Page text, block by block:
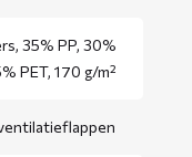
35% PP, 30%
PET, 170 g/m²